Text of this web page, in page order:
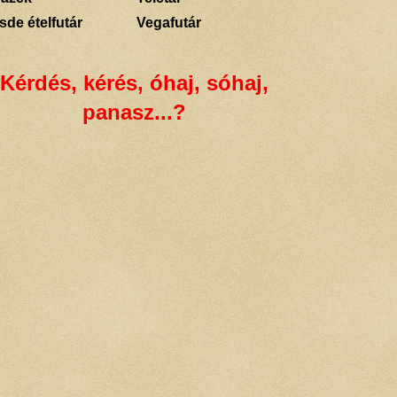
ételfutár
Vegafutár
Kérdés, kérés, óhaj, sóhaj,
panasz...?